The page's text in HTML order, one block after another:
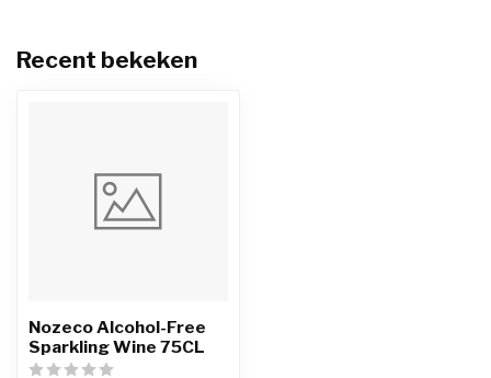
Recent bekeken
Nozeco Alcohol-Free
Sparkling Wine 75CL